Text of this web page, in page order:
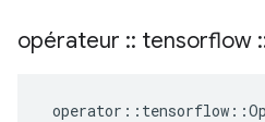
opérateur :: tensorflow
operator :: tensorflow ::